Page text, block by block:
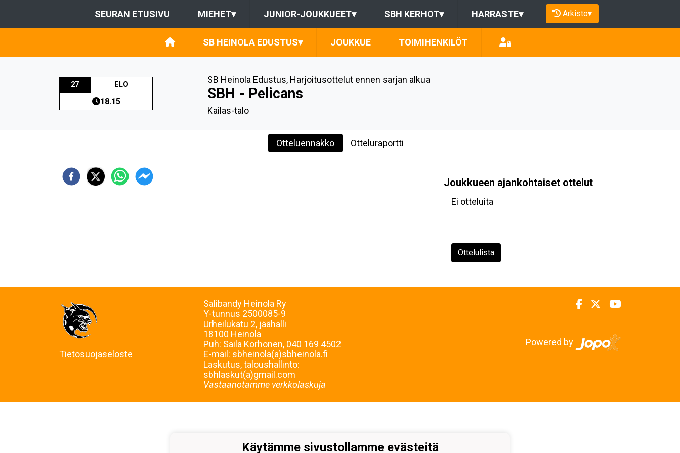
SEURAN ETUSIVU MIEHET▾ JUNIOR-JOUKKUEET▾ SBH KERHOT▾ HARRASTE▾ Arkisto▾
SB HEINOLA EDUSTUS▾ JOUKKUE TOIMIHENKILÖT
27 ELO
18.15
SB Heinola Edustus, Harjoitusottelut ennen sarjan alkua
SBH - Pelicans
Kailas-talo
Otteluennakko Otteluraportti
Joukkueen ajankohtaiset ottelut
Ei otteluita
Ottelulista
Tietosuojaseloste
Salibandy Heinola Ry
Y-tunnus 2500085-9
Urheilukatu 2, jäähalli
18100 Heinola
Puh: Saila Korhonen, 040 169 4502
E-mail: sbheinola(a)sbheinola.fi
Laskutus, taloushallinto:
sbhlaskut(a)gmail.com
Vastaanotamme verkkolaskuja
Powered by
Käytämme sivustollamme evästeitä